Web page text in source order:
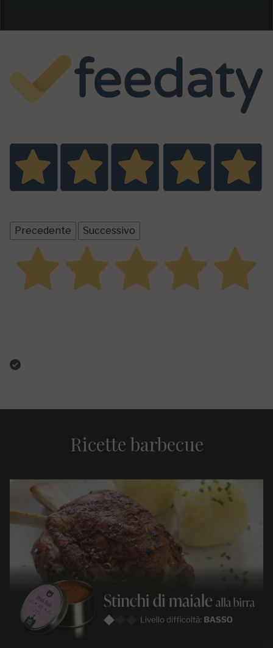
Precedente
Successivo
Ricette barbecue